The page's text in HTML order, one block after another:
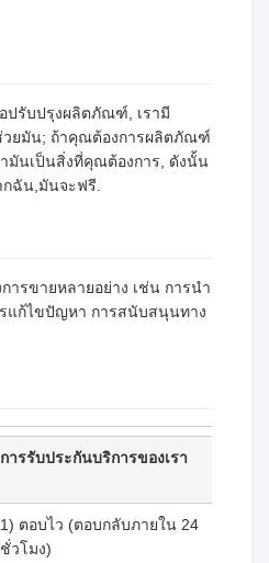
ปรับปรุงผลิตภัณฑ์, เรามี
วยมัน; ถ้าคุณต้องการผลิตภัณฑ์
มันเป็นสิ่งที่คุณต้องการ, ดังนั้น
กฉัน,มันจะฟรี.
ารขายหลายอย่าง เช่น การนํา
แก้ไขปัญหา การสนับสนุนทาง
การรับประกันบริการของเรา
1) ตอบไว (ตอบกลับภายใน 24
ชั่วโมง)